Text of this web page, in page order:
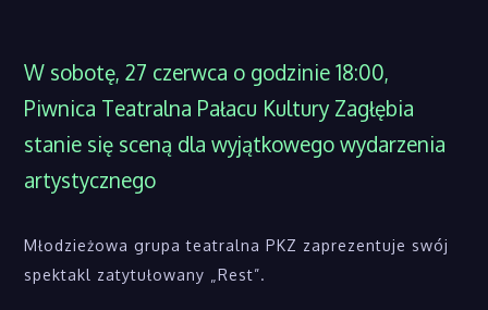
W sobotę, 27 czerwca o godzinie 18:00,
Piwnica Teatralna Pałacu Kultury Zagłębia
stanie się sceną dla wyjątkowego wydarzenia
artystycznego
Młodzieżowa grupa teatralna PKZ zaprezentuje swój
spektakl zatytułowany „Rest”.